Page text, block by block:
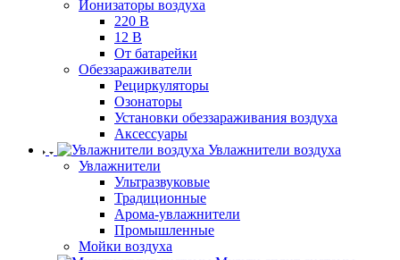
Ионизаторы воздуха
220 В
12 В
От батарейки
Обеззараживатели
Рециркуляторы
Озонаторы
Установки обеззараживания воздуха
Аксессуары
Увлажнители воздуха
Увлажнители
Ультразвуковые
Традиционные
Арома-увлажнители
Промышленные
Мойки воздуха